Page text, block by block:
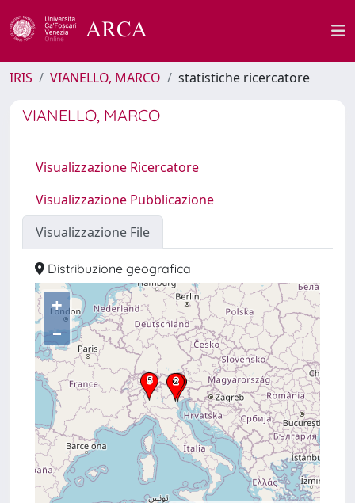
IRIS VIANELLO, MARCO statistiche ricercatore
VIANELLO, MARCO
Visualizzazione Ricercatore
Visualizzazione Pubblicazione
Visualizzazione File
Distribuzione geografica
+
–